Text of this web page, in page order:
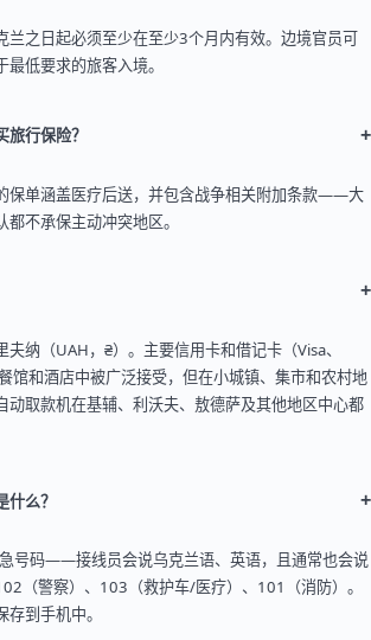
兰之日起必须至少在至少3个月内有效。边境官员可
低要求的旅客入境。
旅行保险？ +
保单涵盖医疗后送，并包含战争相关附加条款——大
不承保主动冲突地区。
+
纳（UAH，₴）。主要信用卡和借记卡（Visa、
馆和酒店中被广泛接受，但在小城镇、集市和农村地
动取款机在基辅、利沃夫、敖德萨及其他地区中心都
什么？ +
号码——接线员会说乌克兰语、英语，且通常也会说
（警察）、103（救护车/医疗）、101（消防）。
到手机中。